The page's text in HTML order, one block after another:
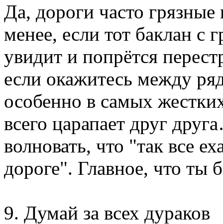
Да, дороги часто
менее, если тот баклан с
увидит и попрётся
если окажитесь между
особенно в самых
всего царапает друг
волновать, что "так все
дороге". Главное, что
9. Думай за всех дураков